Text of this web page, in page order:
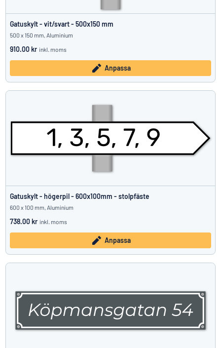
Gatuskylt - vit/svart - 500x150 mm
500 x 150 mm, Aluminium
910.00 kr inkl. moms
Anpassa
Gatuskylt - högerpil - 600x100mm - stolpfäste
600 x 100 mm, Aluminium
738.00 kr inkl. moms
Anpassa